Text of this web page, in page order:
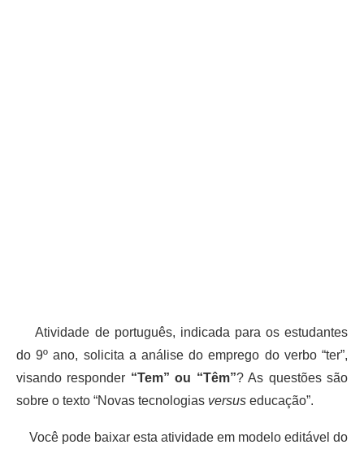
Atividade de português, indicada para os estudantes
do 9º ano, solicita a análise do emprego do verbo “ter”,
visando responder “Tem” ou “Têm”? As questões são
sobre o texto “Novas tecnologias versus educação”.
Você pode baixar esta atividade em modelo editável do